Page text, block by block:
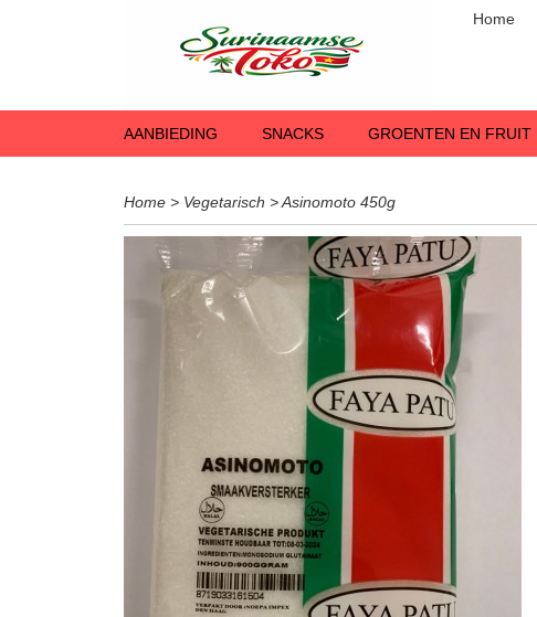
Home
AANBIEDING SNACKS GROENTEN EN FRUIT
Home > Vegetarisch >Asinomoto 450g